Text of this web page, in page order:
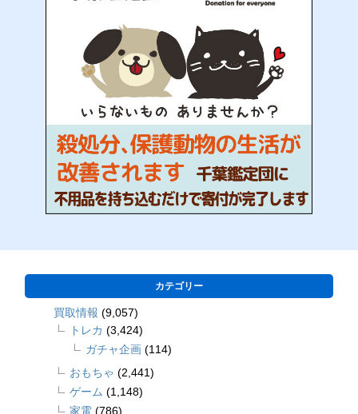
カテゴリー
買取情報 (9,057)
トレカ (3,424)
ガチャ企画 (114)
おもちゃ (2,441)
ゲーム (1,148)
家電 (786)